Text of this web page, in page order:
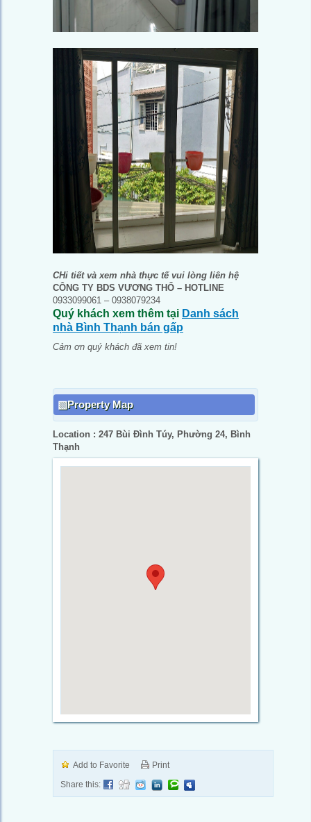
CHi tiết và xem nhà thực tế vui lòng liên hệ
CÔNG TY BDS VƯƠNG THỔ – HOTLINE
0933099061 – 0938079234
Quý khách xem thêm tại Danh sách
nhà Bình Thạnh bán gấp
Cảm ơn quý khách đã xem tin!
Property Map
Location : 247 Bùi Đình Túy, Phường 24, Bình
Thạnh
Add to Favorite
Print
Share this: